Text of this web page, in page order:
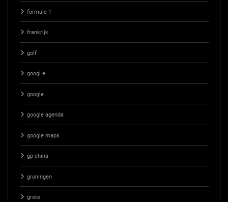
formule 1
frankrijk
golf
googl e
google
google agenda
google maps
gp china
groningen
grote